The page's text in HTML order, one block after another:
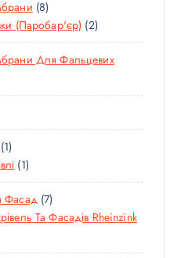
В
А
Р
І
Т
О
В
А
І
88
Т
О
В
Р
В
(паробар'єр) 22
Т
О
А
И
Для Фальцевих
11
Т
О
В
А
11
Т
О
В
Р
Фасад 77
Т
В
Та Фасадів Rheinzink